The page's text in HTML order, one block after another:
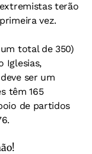
terão
vez.
total de 350)
Iglesias,
ser um
têm 165
de partidos